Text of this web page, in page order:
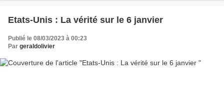
Etats-Unis : La vérité sur le 6 janvier
Publié le 08/03/2023 à 00:23
Par geraldolivier